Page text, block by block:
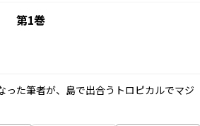
第1巻
た筆者が、島で出合うトロピカルでマジ